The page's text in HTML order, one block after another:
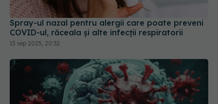
Spray-ul nazal pentru alergii care poate preveni
COVID-ul, răceala și alte infecții respiratorii
15 sep 2025, 20:32